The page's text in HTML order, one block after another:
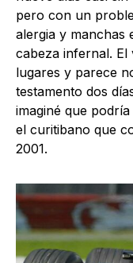
pero con un
alergia y manchas
cabeza infernal. El
lugares y parece
testamento dos
imaginé que
el curitibano que
2001.